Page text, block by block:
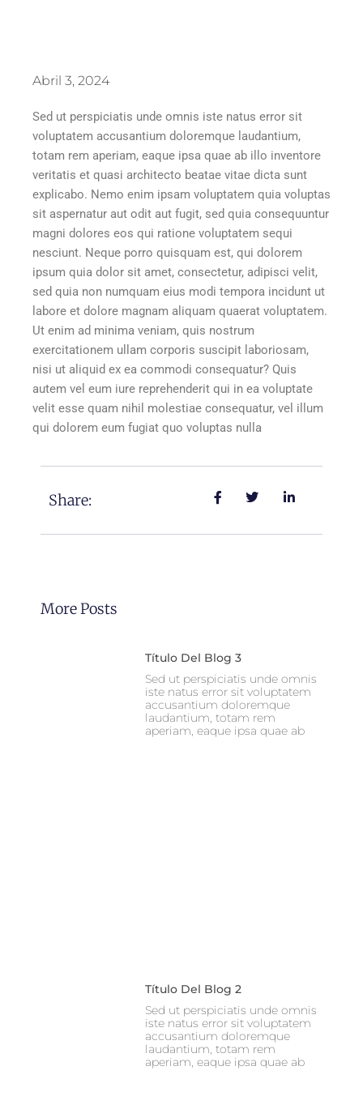
Abril 3, 2024
Sed ut perspiciatis unde omnis iste natus error sit
voluptatem accusantium doloremque laudantium,
totam rem aperiam, eaque ipsa quae ab illo inventore
veritatis et quasi architecto beatae vitae dicta sunt
explicabo. Nemo enim ipsam voluptatem quia voluptas
sit aspernatur aut odit aut fugit, sed quia consequuntur
magni dolores eos qui ratione voluptatem sequi
nesciunt. Neque porro quisquam est, qui dolorem
ipsum quia dolor sit amet, consectetur, adipisci velit,
sed quia non numquam eius modi tempora incidunt ut
labore et dolore magnam aliquam quaerat voluptatem.
Ut enim ad minima veniam, quis nostrum
exercitationem ullam corporis suscipit laboriosam,
nisi ut aliquid ex ea commodi consequatur? Quis
autem vel eum iure reprehenderit qui in ea voluptate
velit esse quam nihil molestiae consequatur, vel illum
qui dolorem eum fugiat quo voluptas nulla
Share:
More Posts
Título Del Blog 3
Sed ut perspiciatis unde omnis
iste natus error sit voluptatem
accusantium doloremque
laudantium, totam rem
aperiam, eaque ipsa quae ab
Título Del Blog 2
Sed ut perspiciatis unde omnis
iste natus error sit voluptatem
accusantium doloremque
laudantium, totam rem
aperiam, eaque ipsa quae ab